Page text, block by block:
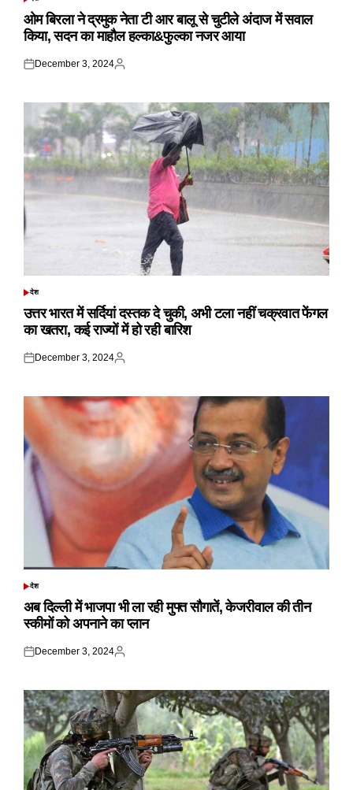
POSTED
ओम बिरला ने द्रमुक नेता टी आर बालू से चुटीले अंदाज में सवाल
किया, सदन का माहौल हल्का&फुल्का नजर आया
Posted
December 3, 2024
Posted
POSTED
देश
उत्तर भारत में सर्दियां दस्तक दे चुकी, अभी टला नहीं चक्रवात फेंगल
का खतरा, कई राज्यों में हो रही बारिश
Posted
December 3, 2024
Posted
POSTED
देश
अब दिल्ली में भाजपा भी ला रही मुफ्त सौगातें, केजरीवाल की तीन
स्कीमों को अपनाने का प्लान
Posted
December 3, 2024
Posted